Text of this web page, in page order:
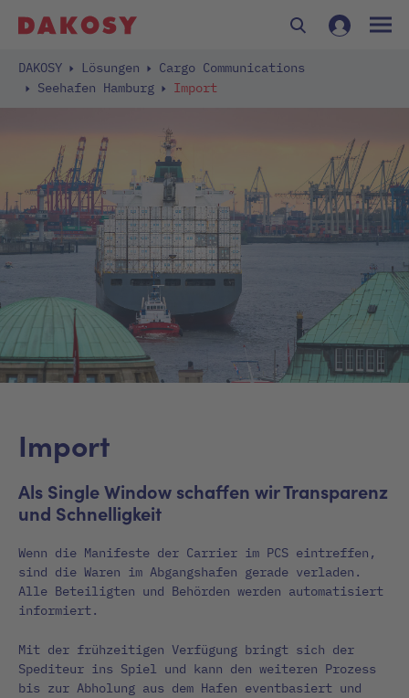
DAKOSY Lösungen
Cargo Communications
Seehafen Hamburg
Import
Import
Als Single Window schaffen wir Transparenz
und Schnelligkeit
Wenn die Manifeste der Carrier im PCS eintreffen,
sind die Waren im Abgangshafen gerade verladen.
Alle Beteiligten und Behörden werden automatisiert
informiert.
Mit der frühzeitigen Verfügung bringt sich der
Spediteur ins Spiel und kann den weiteren Prozess
bis zur Abholung aus dem Hafen eventbasiert und